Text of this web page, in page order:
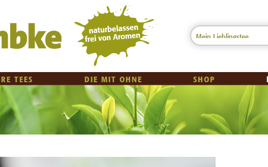
TEES DIE MIT OHNE SHOP